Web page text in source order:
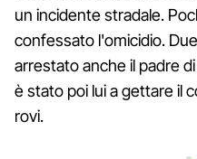
un incidente stradale.
confessato l'omicidio.
arrestato anche il padre
è stato poi lui a gettare il
rovi.